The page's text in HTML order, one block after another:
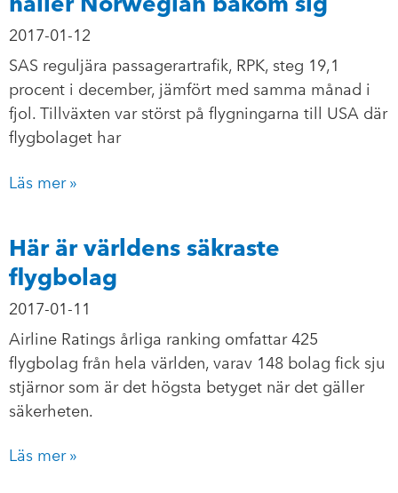
2017-01-12
SAS reguljära passagerartrafik, RPK, steg 19,1
procent i december, jämfört med samma månad i
fjol. Tillväxten var störst på flygningarna till USA där
flygbolaget har
Läs mer »
Här är världens säkraste
flygbolag
2017-01-11
Airline Ratings årliga ranking omfattar 425
flygbolag från hela världen, varav 148 bolag fick sju
stjärnor som är det högsta betyget när det gäller
säkerheten.
Läs mer »